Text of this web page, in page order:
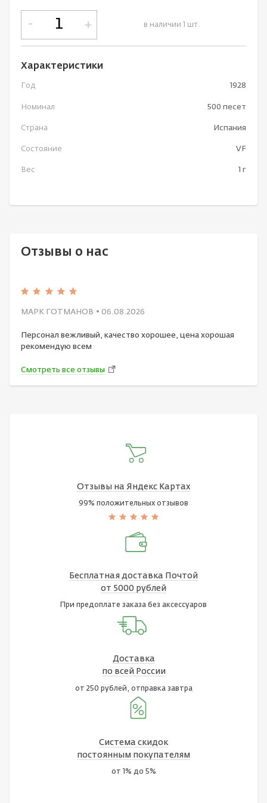
в наличии 1 шт.
- +
Характеристики
Год 1928
Номинал 500 песет
Страна Испания
Состояние VF
Вес 1 г
Отзывы о нас
МАРК ГОТМАНОВ • 06.08.2026
Персонал вежливый, качество хорошее, цена хорошая
рекомендую всем
Смотреть все отзывы
Отзывы на Яндекс Картах
99% положительных отзывов
Бесплатная доставка Почтой
от 5000 рублей
При предоплате заказа без аксессуаров
Доставка
по всей России
от 250 рублей, отправка завтра
Система скидок
постоянным покупателям
от 1% до 5%